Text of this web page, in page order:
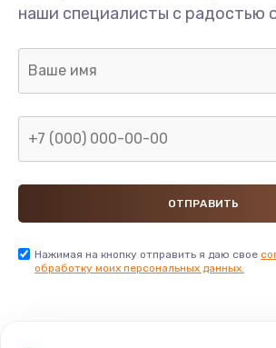
наши специалисты с радостью
Нажимая на кнопку отправить я даю свое
обработку моих персональных данных.